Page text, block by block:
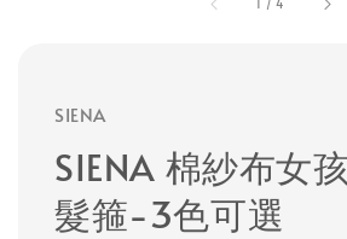
1 /4
SIENA
SIENA 棉紗布女
髮箍-3色可選